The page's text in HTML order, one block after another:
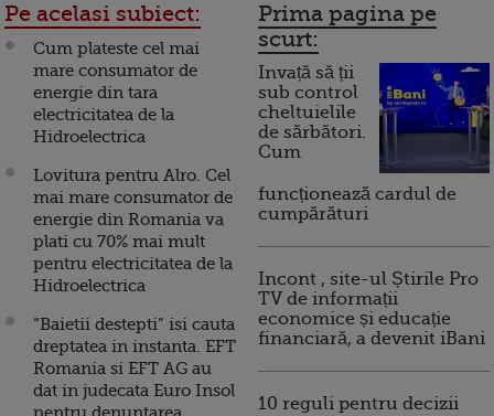
Pe acelasi subiect:
Cum plateste cel mai
mare consumator de
energie din tara
electricitatea de la
Hidroelectrica
Lovitura pentru Alro. Cel
mai mare consumator de
energie din Romania va
plati cu 70% mai mult
pentru electricitatea de la
Hidroelectrica
“Baietii destepti” isi cauta
dreptatea in instanta. EFT
Romania si EFT AG au
dat in judecata Euro Insol
Prima pagina pe
scurt:
Invață să ții
sub control
cheltuielile
de sărbători.
Cum
funcționează cardul de
cumpărături
Incont , site-ul Știrile Pro
TV de informații
economice și educație
financiară, a devenit iBani
10 reguli pentru decizii